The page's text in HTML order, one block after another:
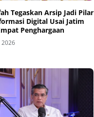
Tegaskan Arsip Jadi Pilar
Digital Usai Jatim
Penghargaan
2026